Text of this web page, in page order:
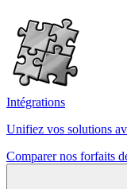
Intégrations
Unifiez vos solutions
Comparer nos forfaits